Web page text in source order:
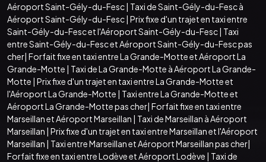
Aéroport Saint-Gély-du-Fesc| Taxi de Saint-Gély-du-Fesc à
Aéroport Saint-Gély-du-Fesc| Prix fixe d'un trajet en taxi entre
Saint-Gély-du-Fesc et l'Aéroport Saint-Gély-du-Fesc| Taxi
entre Saint-Gély-du-Fesc et Aéroport Saint-Gély-du-Fesc pas
cher| Forfait fixe en taxi entre La Grande-Motte et Aéroport La
Grande-Motte | Taxi de La Grande-Motte à Aéroport La Grande-
Motte | Prix fixe d'un trajet en taxi entre La Grande-Motte et
l'Aéroport La Grande-Motte | Taxi entre La Grande-Motte et
Aéroport La Grande-Motte pas cher| Forfait fixe en taxi entre
Marseillan et Aéroport Marseillan | Taxi de Marseillan à Aéroport
Marseillan | Prix fixe d'un trajet en taxi entre Marseillan et l'Aéroport
Marseillan | Taxi entre Marseillan et Aéroport Marseillan pas cher|
Forfait fixe en taxi entre Lodève et Aéroport Lodève | Taxi de